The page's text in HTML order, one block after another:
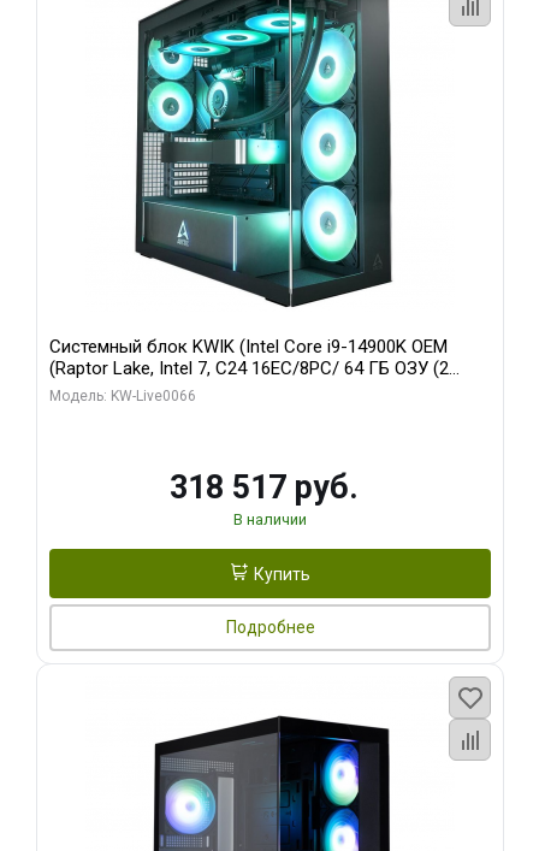
Системный блок KWIK (Intel Core i9-14900K OEM
(Raptor Lake, Intel 7, C24 16EC/8PC/ 64 ГБ ОЗУ (2
модуля)/ Gigabyte RTX5080 XTREME WATERFORCE
Модель: KW-Live0066
318 517 руб.
В наличии
Купить
Подробнее